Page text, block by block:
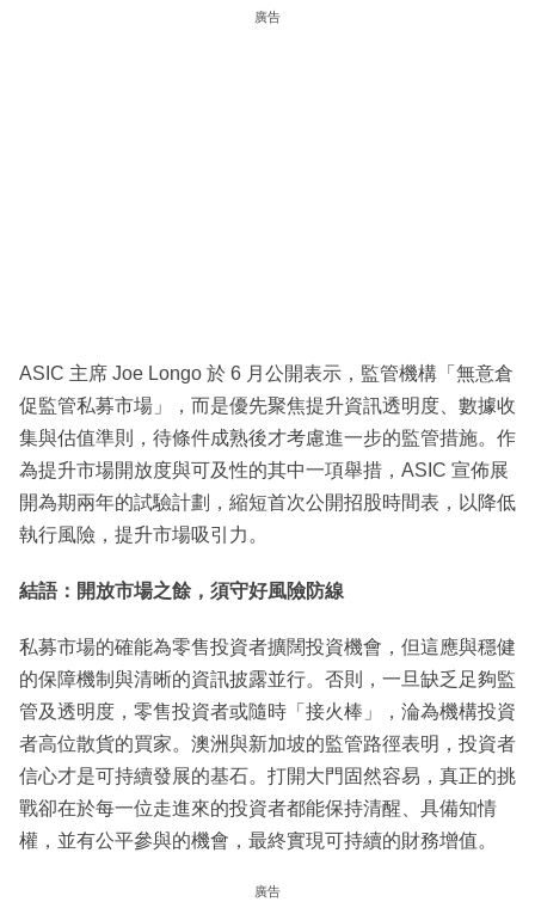
廣告
ASIC 主席 Joe Longo 於 6 月公開表示，監管機構「無意倉
促監管私募市場」，而是優先聚焦提升資訊透明度、數據收
集與估值準則，待條件成熟後才考慮進一步的監管措施。作
為提升市場開放度與可及性的其中一項舉措，ASIC 宣佈展
開為期兩年的試驗計劃，縮短首次公開招股時間表，以降低
執行風險，提升市場吸引力。
結語：開放市場之餘，須守好風險防線
私募市場的確能為零售投資者擴闊投資機會，但這應與穩健
的保障機制與清晰的資訊披露並行。否則，一旦缺乏足夠監
管及透明度，零售投資者或隨時「接火棒」，淪為機構投資
者高位散貨的買家。澳洲與新加坡的監管路徑表明，投資者
信心才是可持續發展的基石。打開大門固然容易，真正的挑
戰卻在於每一位走進來的投資者都能保持清醒、具備知情
權，並有公平參與的機會，最終實現可持續的財務增值。
廣告